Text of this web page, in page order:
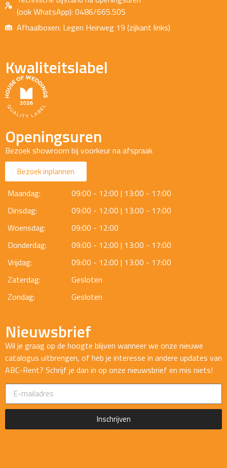
(ook WhatsApp): 0486/665.505
Afhaalboxen: Legen Heirweg 19 (zijkant links)
Kwaliteitslabel
Openingsuren
Bezoek showroom bij voorkeur na afspraak
Bezoek inplannen
Maandag:
09:00 - 12:00 | 13:00 - 17:00
Dinsdag:
09:00 - 12:00 | 13:00 - 17:00
Woensdag:
09:00 - 12:00
Donderdag:
09:00 - 12:00 | 13:00 - 17:00
Vrijdag:
09:00 - 12:00 | 13:00 - 17:00
Zaterdag:
Gesloten
Zondag:
Gesloten
Nieuwsbrief
Wil je graag op de hoogte blijven wanneer we onze nieuwe
catalogus uitbrengen, of heb je interesse in andere updates van
ABC-Rent? Schrijf je dan in op onze nieuwsbrief en mis niets!
Inschrijven